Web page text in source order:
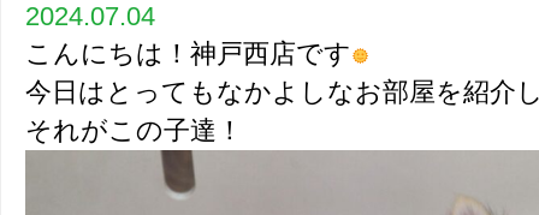
2024.07.04
こんにちは！神戸西店です
今日はとってもなかよしなお部屋を紹介
それがこの子達！